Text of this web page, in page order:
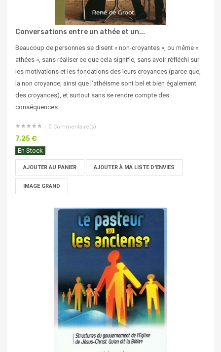
Conversations entre un athée et un...
Beaucoup de personnes se disent « non-croyantes », ou même «
athées », sans réaliser ce que cela signifie, sans avoir réfléchi sur
les motivations et les fondations des leurs croyances (parce que,
la non croyance, ainsi que l’athéisme sont bel et bien également
des croyances), et surtout sans se rendre compte des
conséquences.
0 Commentaire(s)
7,25 €
En Stock
AJOUTER AU PANIER AJOUTER À MA LISTE D'ENVIES
IMAGE GRAND